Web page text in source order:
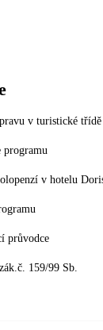
v turistické
programu
v hotelu
průvodce
159/99 Sb.